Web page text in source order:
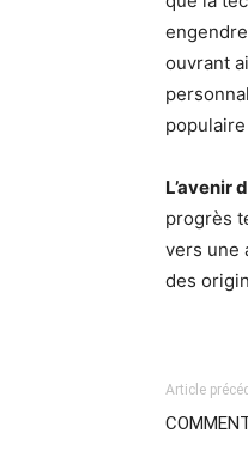
ouvrant
L’avenir
progrès
vers une
des
Article